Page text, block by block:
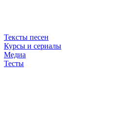
Тексты песен
Курсы и сериалы
Медиа
Тесты